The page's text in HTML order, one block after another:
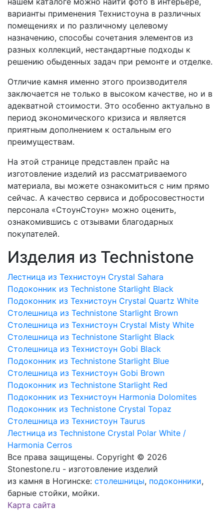
варианты применения Технистоуна в различных
помещениях и по различному целевому
назначению, способы сочетания элементов из
разных коллекций, нестандартные подходы к
решению обыденных задач при ремонте и отделке.
Отличие камня именно этого производителя
заключается не только в высоком качестве, но и в
адекватной стоимости. Это особенно актуально в
период экономического кризиса и является
приятным дополнением к остальным его
преимуществам.
На этой странице представлен прайс на
изготовление изделий из рассматриваемого
материала, вы можете ознакомиться с ним прямо
сейчас. А качество сервиса и добросовестности
персонала «СтоунСтоун» можно оценить,
ознакомившись с отзывами благодарных
покупателей.
Изделия из Technistone
Лестница из Технистоун Crystal Sahara
Подоконник из Technistone Starlight Black
Подоконник из Технистоун Crystal Quartz White
Столешница из Technistone Starlight Brown
Столешница из Технистоун Crystal Misty White
Столешница из Technistone Starlight Black
Столешница из Технистоун Gobi Black
Подоконник из Technistone Starlight Blue
Столешница из Технистоун Gobi Brown
Подоконник из Technistone Starlight Red
Подоконник из Технистоун Harmonia Dolomites
Подоконник из Technistone Crystal Topaz
Столешница из Технистоун Taurus
Лестница из Technistone Crystal Polar White /
Harmonia Cerros
Все права защищены. Copyright © 2026
Stonestone.ru - изготовление изделий
из камня в Ногинске: столешницы, подоконники,
барные стойки, мойки.
Карта сайта